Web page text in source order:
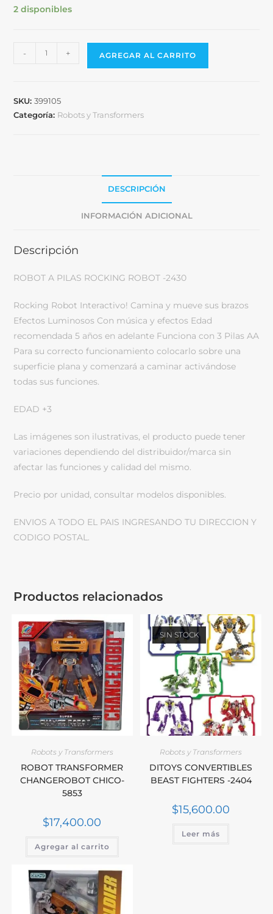
2 disponibles
- + AGREGAR AL CARRITO
SKU:399105
Categoría: Robots y Transformers
DESCRIPCIÓN
INFORMACIÓN ADICIONAL
Descripción
ROBOT A PILAS ROCKING ROBOT -2430
Rocking Robot Interactivo! Camina y mueve sus brazos
Efectos Luminosos Con música y efectos Edad
recomendada 5 años en adelante Funciona con 3 Pilas AA
Para su correcto funcionamiento colocarlo sobre una
superficie plana y comenzará a caminar activándose
todas sus funciones.
EDAD +3
Las imágenes son ilustrativas, el producto puede tener
variaciones dependiendo del distribuidor/marca sin
afectar las funciones y calidad del mismo.
Precio por unidad, consultar modelos disponibles.
ENVIOS A TODO EL PAIS INGRESANDO TU DIRECCION Y
CODIGO POSTAL.
Productos relacionados
Robots y Transformers
ROBOT TRANSFORMER
CHANGEROBOT CHICO-
5853
$17,400.00
Agregar al carrito
SIN STOCK
Robots y Transformers
DITOYS CONVERTIBLES
BEAST FIGHTERS -2404
$15,600.00
Leer más